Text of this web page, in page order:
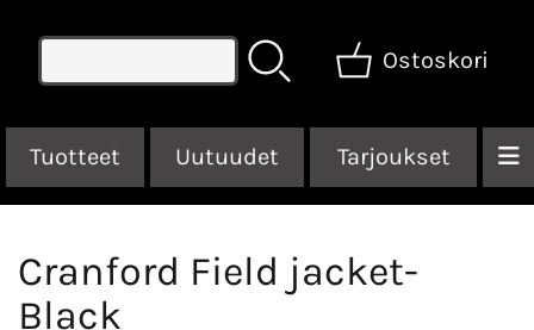
Ostoskori
Tuotteet Uutuudet Tarjoukset
Cranford Field jacket-
Black